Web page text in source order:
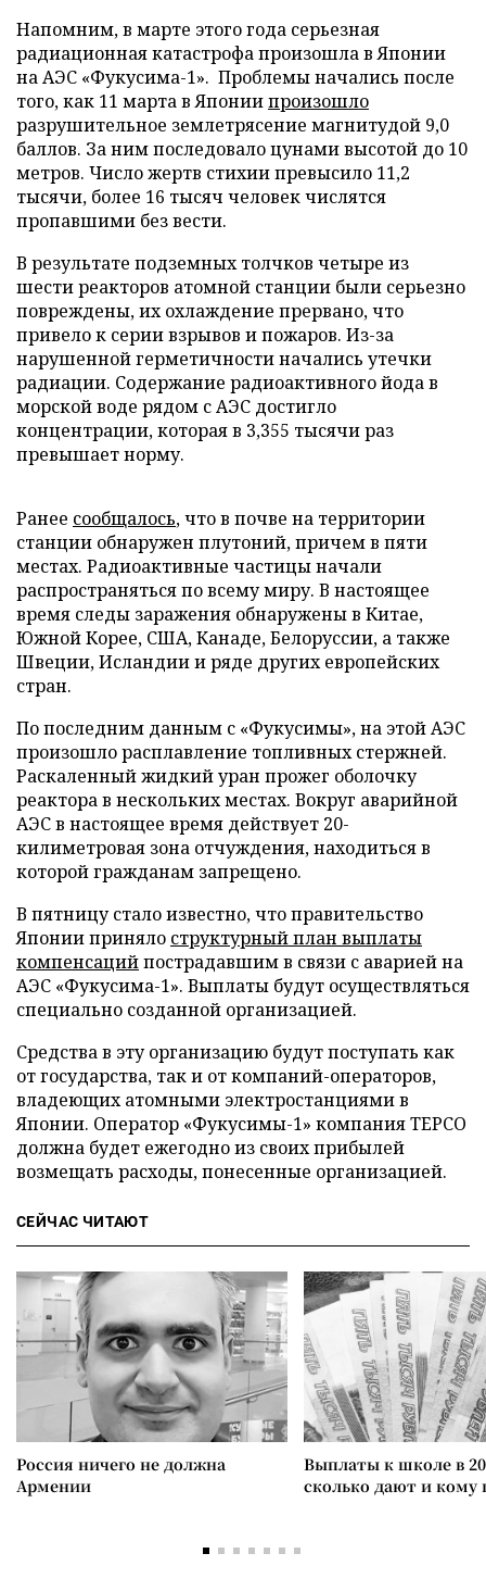
Напомним, в марте этого года серьезная
радиационная катастрофа произошла в Японии
на АЭС «Фукусима-1». Проблемы начались после
того, как 11 марта в Япониипроизошло
разрушительное землетрясение магнитудой 9,0
баллов. За ним последовало цунами высотой до 10
метров. Число жертв стихии превысило 11,2
тысячи, более 16 тысяч человек числятся
пропавшими без вести.
В результате подземных толчков четыре из
шести реакторов атомной станции были серьезно
повреждены, их охлаждение прервано, что
привело к серии взрывов и пожаров. Из-за
нарушенной герметичности начались утечки
радиации. Содержание радиоактивного йода в
морской воде рядом с АЭС достигло
концентрации, которая в 3,355 тысячи раз
превышает норму.
Ранее сообщалось, что в почве на территории
станции обнаружен плутоний, причем в пяти
местах. Радиоактивные частицы начали
распространяться по всему миру. В настоящее
время следы заражения обнаружены в Китае,
Южной Корее, США, Канаде, Белоруссии, а также
Швеции, Исландии и ряде других европейских
стран.
По последним данным с «Фукусимы», на этой АЭС
произошло расплавление топливных стержней.
Раскаленный жидкий уран прожег оболочку
реактора в нескольких местах. Вокруг аварийной
АЭС в настоящее время действует 20-
килиметровая зона отчуждения, находиться в
которой гражданам запрещено.
В пятницу стало известно, что правительство
Японии приняло структурный план выплаты
компенсацийпострадавшим в связи с аварией на
АЭС «Фукусима-1». Выплаты будут осуществляться
специально созданной организацией.
Средства в эту организацию будут поступать как
от государства, так и от компаний-операторов,
владеющих атомными электростанциями в
Японии. Оператор «Фукусимы-1» компания ТЕРСО
должна будет ежегодно из своих прибылей
возмещать расходы, понесенные организацией.
СЕЙЧАС ЧИТАЮТ
Россия ничего не должна
Армении
Выплаты к школе в
сколько дают и